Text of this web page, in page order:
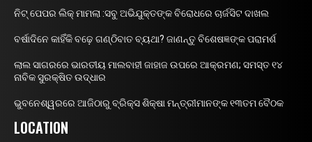
ନିଟ୍ ପେପର ଲିକ୍ ମାମଲା :ସବୁ ଅଭିଯୁକ୍ତଙ୍କ ବିରୋଧରେ ଚାର୍ଜସିଟ ଦାଖଲ
ବର୍ଷାଦିନେ କାହିଁକି ବଢ଼େ ଗଣ୍ଠିବାତ ବ୍ୟଥା? ଜାଣନ୍ତୁ ବିଶେଷଜ୍ଞଙ୍କ ପରାମର୍ଶ
ଲାଲ ସାଗରରେ ଭାରତୀୟ ମାଲବାହୀ ଜାହାଜ ଉପରେ ଆକ୍ରମଣ; ସମସ୍ତ ୧୪
ନାବିକ ସୁରକ୍ଷିତ ଉଦ୍ଧାର
ଭୁବନେଶ୍ୱରରେ ଆଜିଠାରୁ ବ୍ରିକ୍ସ ଶିକ୍ଷା ମନ୍ତ୍ରୀମାନଙ୍କ ୧୩ତମ ବୈଠକ
LOCATION